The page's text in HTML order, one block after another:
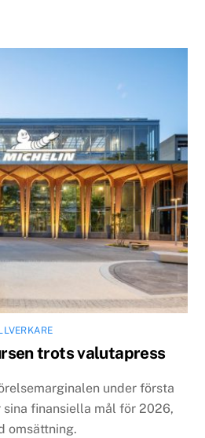
trots valutapress
under första
finansiella mål för 2026,
omsättning.